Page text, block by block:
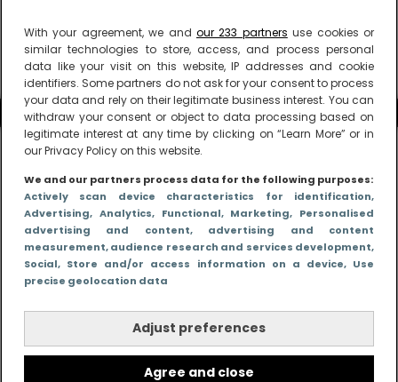
With your agreement, we and our 233 partners use cookies or
similar technologies to store, access, and process personal
data like your visit on this website, IP addresses and cookie
identifiers. Some partners do not ask for your consent to process
your data and rely on their legitimate business interest. You can
withdraw your consent or object to data processing based on
legitimate interest at any time by clicking on “Learn More” or in
our Privacy Policy on this website.
We and our partners process data for the following purposes:
Actively scan device characteristics for identification,
Advertising, Analytics, Functional, Marketing, Personalised
advertising and content, advertising and content
measurement, audience research and services development,
Social, Store and/or access information on a device, Use
precise geolocation data
Adjust preferences
Agree and close